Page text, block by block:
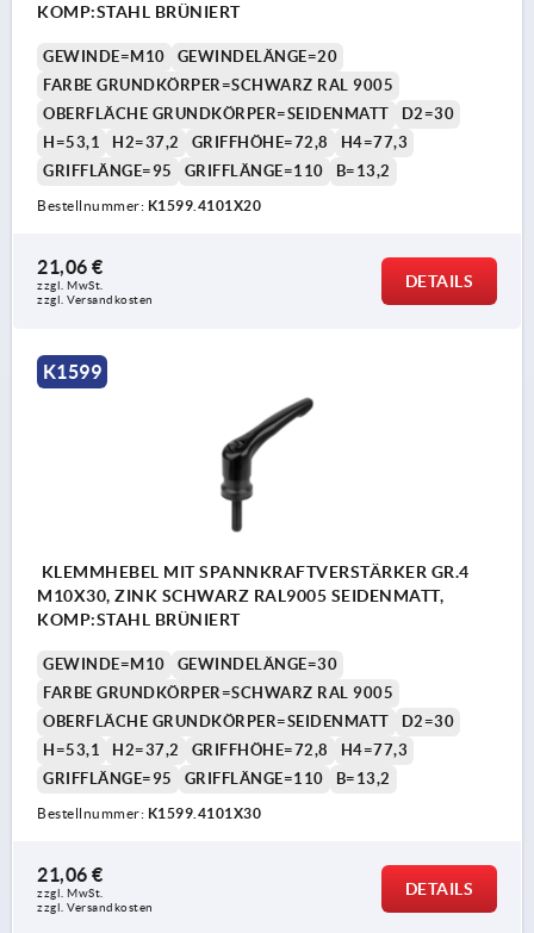
KOMP:STAHL BRÜNIERT
GEWINDE=M10
GEWINDELÄNGE=20
FARBE GRUNDKÖRPER=SCHWARZ RAL 9005
OBERFLÄCHE GRUNDKÖRPER=SEIDENMATT
D2=30
H=53,1
H2=37,2 GRIFFHÖHE=72,8
H4=77,3
GRIFFLÄNGE=95
GRIFFLÄNGE=110 B=13,2
Bestellnummer: K1599.4101X20
21,06 €
zzgl. MwSt.
zzgl. Versandkosten
DETAILS
K1599
KLEMMHEBEL MIT SPANNKRAFTVERSTÄRKER GR.4
M10X30, ZINK SCHWARZ RAL9005 SEIDENMATT,
KOMP:STAHL BRÜNIERT
GEWINDE=M10
GEWINDELÄNGE=30
FARBE GRUNDKÖRPER=SCHWARZ RAL 9005
OBERFLÄCHE GRUNDKÖRPER=SEIDENMATT
D2=30
H=53,1
H2=37,2 GRIFFHÖHE=72,8
H4=77,3
GRIFFLÄNGE=95
GRIFFLÄNGE=110 B=13,2
Bestellnummer: K1599.4101X30
21,06 €
zzgl. MwSt.
zzgl. Versandkosten
DETAILS